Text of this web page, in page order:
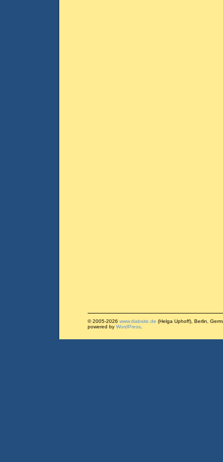
© 2005-2026 www.diabsite.de (Helga Uphoff), Berlin,
powered by WordPress.